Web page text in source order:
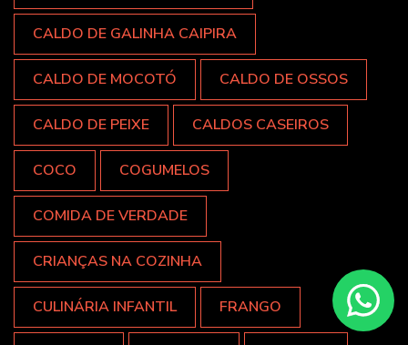
CALDO DE GALINHA CAIPIRA
CALDO DE MOCOTÓ CALDO DE OSSOS
CALDO DE PEIXE CALDOS CASEIROS
COCO COGUMELOS
COMIDA DE VERDADE
CRIANÇAS NA COZINHA
CULINÁRIA INFANTIL FRANGO